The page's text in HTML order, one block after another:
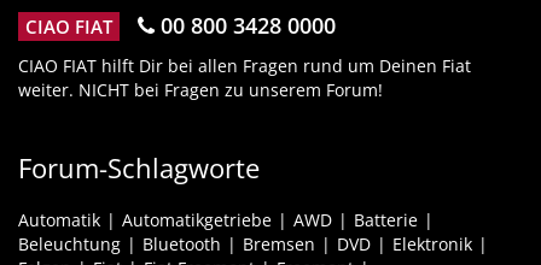
CIAO FIAT 00 800 3428 0000
CIAO FIAT hilft Dir bei allen Fragen rund um Deinen Fiat
weiter. NICHT bei Fragen zu unserem Forum!
Forum-Schlagworte
Automatik Automatikgetriebe AWD
Batterie
Beleuchtung
Bluetooth Bremsen DVD
Elektronik